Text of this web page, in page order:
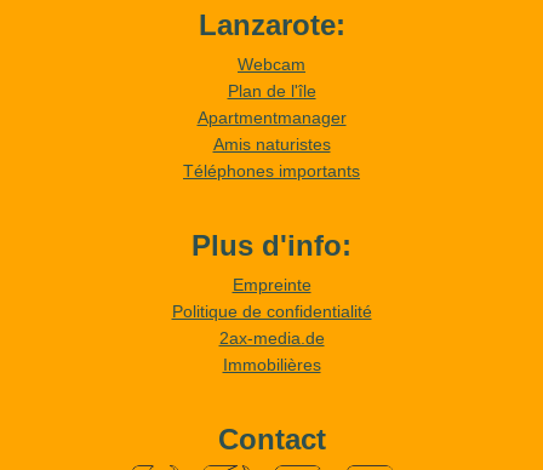
Lanzarote:
Webcam
Plan de l'île
Apartmentmanager
Amis naturistes
Téléphones importants
Plus d'info:
Empreinte
Politique de confidentialité
2ax-media.de
Immobilières
Contact